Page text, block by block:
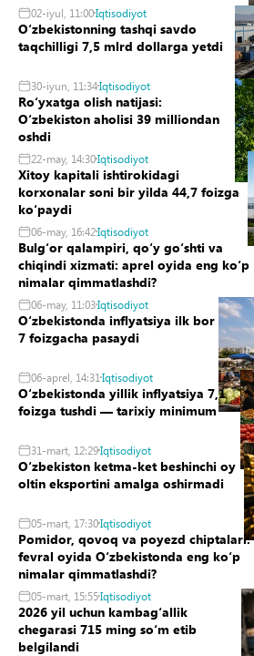
02-iyul, 11:00Iqtisodiyot
Oʻzbekistonning tashqi savdo
taqchilligi 7,5 mlrd dollarga yetdi
30-iyun, 11:34Iqtisodiyot
Roʻyxatga olish natijasi:
Oʻzbekiston aholisi 39 milliondan
oshdi
22-may, 14:30Iqtisodiyot
Xitoy kapitali ishtirokidagi
korxonalar soni bir yilda 44,7 foizga
koʻpaydi
06-may, 16:42Iqtisodiyot
Bulgʻor qalampiri, qoʻy goʻshti va
chiqindi xizmati: aprel oyida eng koʻp
nimalar qimmatlashdi?
06-may, 11:03Iqtisodiyot
Oʻzbekistonda inflyatsiya ilk bor
7 foizgacha pasaydi
06-aprel, 14:31 Iqtisodiyot
Oʻzbekistonda yillik inflyatsiya 7,1
foizga tushdi — tarixiy minimum
31-mart, 12:29Iqtisodiyot
Oʻzbekiston ketma-ket beshinchi oy
oltin eksportini amalga oshirmadi
05-mart, 17:30Iqtisodiyot
Pomidor, qovoq va poyezd chiptalari:
fevral oyida Oʻzbekistonda eng koʻp
nimalar qimmatlashdi?
05-mart, 15:55Iqtisodiyot
2026 yil uchun kambagʻallik
chegarasi 715 ming soʻm etib
belgilandi